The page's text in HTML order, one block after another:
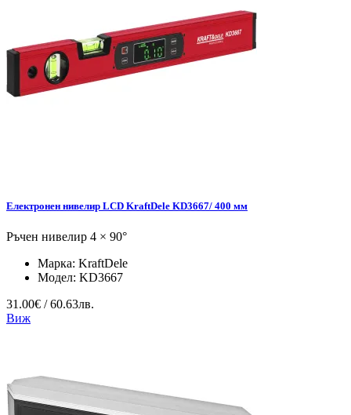
Електронен нивелир LCD KraftDele KD3667/ 400 мм
Ръчен нивелир 4 × 90°
Марка: KraftDele
Модел: KD3667
31.00€ / 60.63лв.
Виж